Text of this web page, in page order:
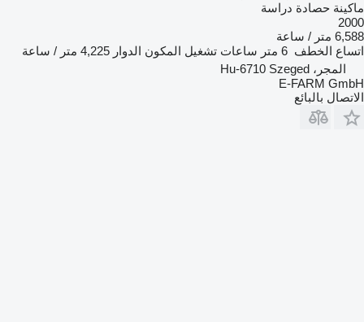
ماكينة حصادة دراسة
2000
6,588 متر / ساعة
اتساع الخطف 6 متر ساعات تشغيل المكون الدوار 4,225 متر / ساعة
المجر، Hu-6710 Szeged
E-FARM GmbH
الاتصال بالبائع